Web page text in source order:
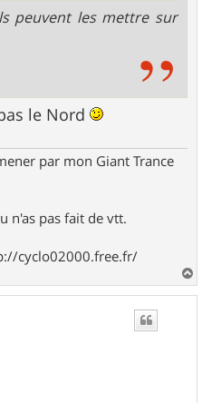
peuvent les mettre sur
le Nord
par mon Giant Trance
n'as pas fait de vtt.
cyclo02000.free.fr/
a